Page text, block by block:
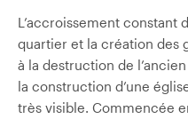
L’accroissement constant
quartier et la création des
à la destruction de
la construction d’une
très visible. Commencée